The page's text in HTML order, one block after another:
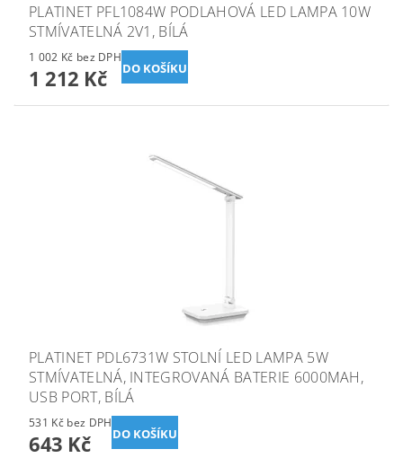
PLATINET PFL1084W PODLAHOVÁ LED LAMPA 10W
STMÍVATELNÁ 2V1, BÍLÁ
1 002 Kč bez DPH
1 212 Kč
PLATINET PDL6731W STOLNÍ LED LAMPA 5W
STMÍVATELNÁ, INTEGROVANÁ BATERIE 6000MAH,
USB PORT, BÍLÁ
531 Kč bez DPH
643 Kč